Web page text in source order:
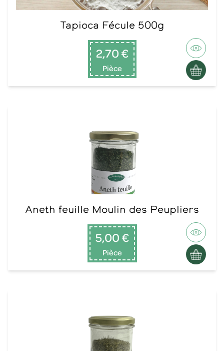
Tapioca Fécule 500g
2,70 €
Pièce
Aneth feuille Moulin des Peupliers
5,00 €
Pièce